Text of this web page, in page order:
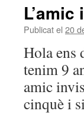
Publicat el 20
Hola ens
tenim 9
amic
cinquè i